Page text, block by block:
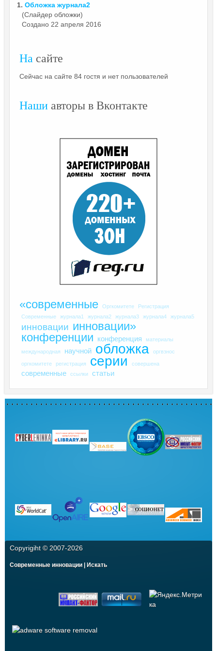
1. Обложка журнала2
(Слайдер обложки)
Создано 22 апреля 2016
На сайте
Сейчас на сайте 84 гостя и нет пользователей
Наши авторы в Вконтакте
«современные Оргкомитете
Регистрация
Современные
журнала1 журнала2 журнала3 журнала4 журнала5
инновации инновации»
конференции
конференция материалы
международная научной обложка оргвзнос
оргкомитете регистрация серии совершена
современные ссылки статьи
Copyrigiht © 2007-2026
Современные инновации | Искать